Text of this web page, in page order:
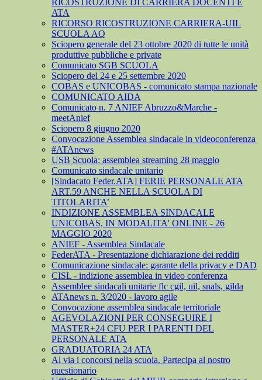
RICOSTRUZIONE DI CARRIERA DOCENTI E
ATA
RICORSO RICOSTRUZIONE CARRIERA-UIL
SCUOLA AQ
Sciopero generale del 23 ottobre 2020 di tutte le unità
produttive pubbliche e private
Comunicato SGB SCUOLA
Sciopero del 24 e 25 settembre 2020
COBAS e UNICOBAS - comunicato stampa nazionale
COMUNICATO AIDA
Comunicato n. 7 ANIEF Abruzzo&Marche -
meetAnief
Sciopero 8 giugno 2020
Convocazione Assemblea sindacale in videoconferenza
#ATAnews
USB Scuola: assemblea streaming 28 maggio
Comunicato sindacale unitario
[Sindacato Feder.ATA] FERIE PERSONALE ATA
ART.59 ANCHE NELLA SCUOLA DI
TITOLARITA’
INDIZIONE ASSEMBLEA SINDACALE
UNICOBAS, IN MODALITA' ONLINE - 26
MAGGIO 2020
ANIEF - Assemblea Sindacale
FederATA - Presentazione dichiarazione dei redditi
Comunicazione sindacale: garante della privacy e DAD
CISL - indizione assemblea in video conferenza
Assemblee sindacali unitarie flc cgil, uil, snals, gilda
ATAnews n. 3/2020 - lavoro agile
Convocazione assemblea sindacale territoriale
AGEVOLAZIONI PER CONSEGUIRE I
MASTER+24 CFU PER I PARENTI DEL
PERSONALE ATA
GRADUATORIA 24 ATA
Al via i concorsi nella scuola. Partecipa al nostro
questionario